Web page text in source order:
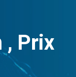
, Prix